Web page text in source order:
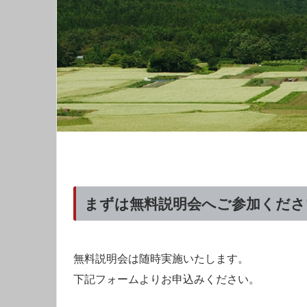
まずは無料説明会へご参加くだ
無料説明会は随時実施いたします。
下記フォームよりお申込みください。